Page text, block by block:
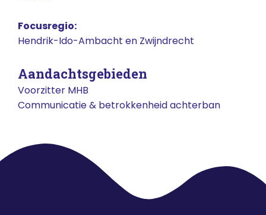
Focusregio:
Hendrik-Ido-Ambacht en Zwijndrecht
Aandachtsgebieden
Voorzitter MHB
Communicatie & betrokkenheid achterban